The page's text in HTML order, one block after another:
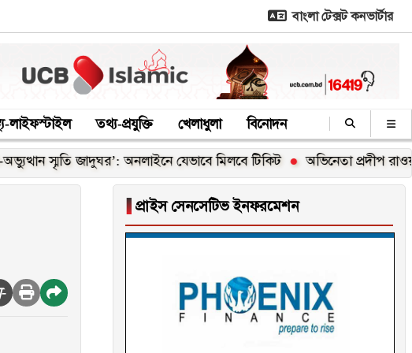
বাংলা টেক্সট কনভার্টার
লাইফস্টাইল তথ্য-প্রযুক্তি খেলাধুলা বিনোদন
জাদুঘর’: অনলাইনে যেভাবে মিলবে টিকিট অভিনেতা প্রদীপ রাওয়াত
▐ প্রাইস সেনসেটিভ ইনফরমেশন